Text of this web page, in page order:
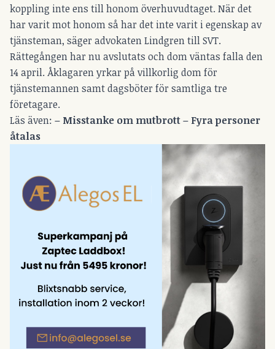
koppling inte ens till honom överhuvudtaget. När det
har varit mot honom så har det inte varit i egenskap av
tjänsteman, säger advokaten Lindgren till SVT.
Rättegången har nu avslutats och dom väntas falla den
14 april. Åklagaren yrkar på villkorlig dom för
tjänstemannen samt dagsböter för samtliga tre
företagare.
Läs även: – Misstanke om mutbrott – Fyra personer
åtalas